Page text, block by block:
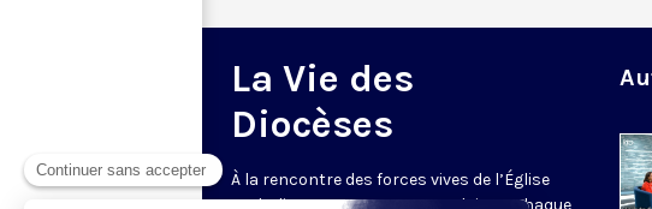
La Vie des
Diocèses
À la rencontre des forces vives de l’Église
catholique en France et en Belgique. Chaque